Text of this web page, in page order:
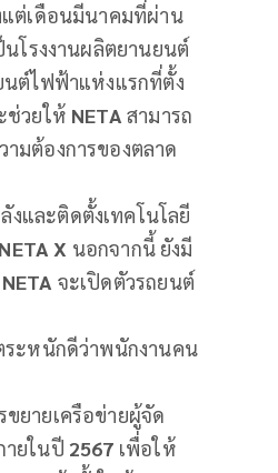
แต่เดือนมีนาคมที่ผ่าน
โรงงานผลิตยานยนต์
นต์ไฟฟ้าแห่งแรกที่ตั้ง
ช่วยให้ NETA สามารถ
มต้องการของตลาด
และติดตั้งเทคโนโลยี
NETA X นอกจากนี้ ยังมี
NETA จะเปิดตัวรถยนต์
ระหนักดีว่าพนักงานคน
ยายเครือข่ายผู้จัด
ายในปี 2567 เพื่อให้